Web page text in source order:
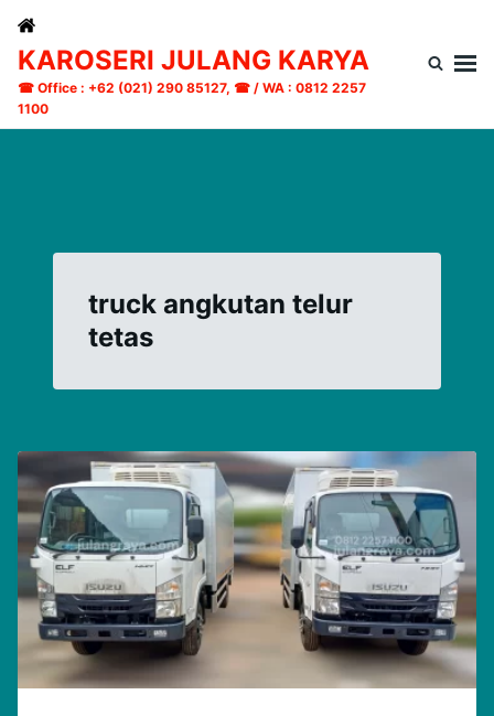
Skip
content
for:
KAROSERI JULANG KARYA
☎ Office : +62 (021) 290 85127, ☎ / WA : 0812 2257
1100
truck angkutan telur
tetas